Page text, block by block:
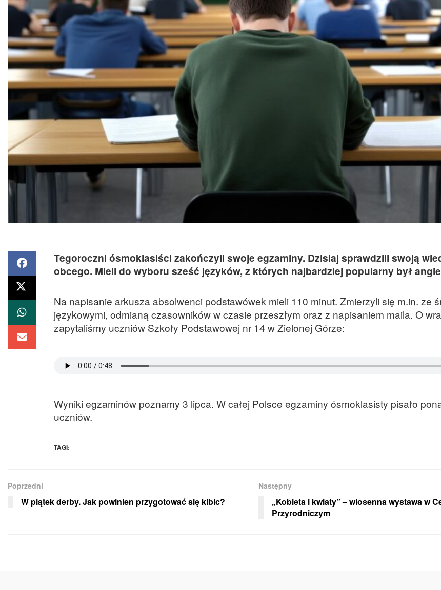
Tegoroczni ósmoklasiści zakończyli swoje egzaminy. Dzisiaj sprawdzili swoją
obcego. Mieli do wyboru sześć języków, z których najbardziej popularny był
Na napisanie arkusza absolwenci podstawówek mieli 110 minut. Zmierzyli się m.in. ze
językowymi, odmianą czasowników w czasie przeszłym oraz z napisaniem maila. O
zapytaliśmy uczniów Szkoły Podstawowej nr 14 w Zielonej Górze:
Wyniki egzaminów poznamy 3 lipca. W całej Polsce egzaminy ósmoklasisty pisało
uczniów.
TAGI:
Poprzedni
W piątek derby. Jak powinien przygotować się kibic?
Następny
„Kobieta i kwiaty” – wiosenna wystawa w
Przyrodniczym